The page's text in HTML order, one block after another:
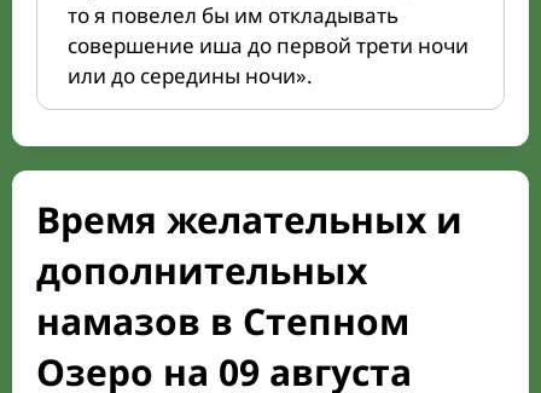
то я повелел бы им откладывать
совершение иша до первой трети ночи
или до середины ночи».
Время желательных и
дополнительных
намазов в Степном
Озеро на 09 августа